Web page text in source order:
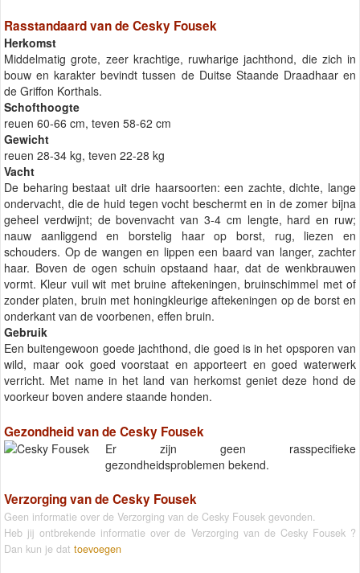
Rasstandaard van de Cesky Fousek
Herkomst
Middelmatig grote, zeer krachtige, ruwharige jachthond, die zich in
bouw en karakter bevindt tussen de Duitse Staande Draadhaar en
de Griffon Korthals.
Schofthoogte
reuen 60-66 cm, teven 58-62 cm
Gewicht
reuen 28-34 kg, teven 22-28 kg
Vacht
De beharing bestaat uit drie haarsoorten: een zachte, dichte, lange
ondervacht, die de huid tegen vocht beschermt en in de zomer bijna
geheel verdwijnt; de bovenvacht van 3-4 cm lengte, hard en ruw;
nauw aanliggend en borstelig haar op borst, rug, liezen en
schouders. Op de wangen en lippen een baard van langer, zachter
haar. Boven de ogen schuin opstaand haar, dat de wenkbrauwen
vormt. Kleur vuil wit met bruine aftekeningen, bruinschimmel met of
zonder platen, bruin met honingkleurige aftekeningen op de borst en
onderkant van de voorbenen, effen bruin.
Gebruik
Een buitengewoon goede jachthond, die goed is in het opsporen van
wild, maar ook goed voorstaat en apporteert en goed waterwerk
verricht. Met name in het land van herkomst geniet deze hond de
voorkeur boven andere staande honden.
Gezondheid van de Cesky Fousek
Er zijn geen rasspecifieke
gezondheidsproblemen bekend.
Verzorging van de Cesky Fousek
Geen informatie over de Verzorging van de Cesky Fousek gevonden.
Heb jij ontbrekende informatie over de Verzorging van de Cesky Fousek ?
Dan kun je dat toevoegen